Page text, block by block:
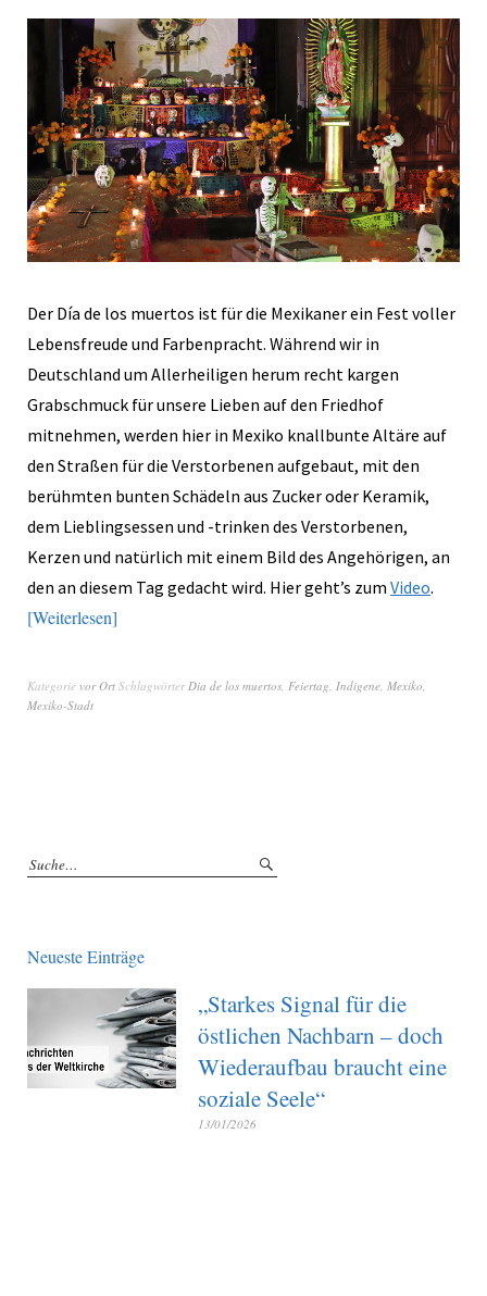
Der Día de los muertos ist für die Mexikaner ein Fest voller
Lebensfreude und Farbenpracht. Während wir in
Deutschland um Allerheiligen herum recht kargen
Grabschmuck für unsere Lieben auf den Friedhof
mitnehmen, werden hier in Mexiko knallbunte Altäre auf
den Straßen für die Verstorbenen aufgebaut, mit den
berühmten bunten Schädeln aus Zucker oder Keramik,
dem Lieblingsessen und -trinken des Verstorbenen,
Kerzen und natürlich mit einem Bild des Angehörigen, an
den an diesem Tag gedacht wird. Hier geht’s zum Video.
Weiterlesen
Kategorie vor Ort Schlagwörter Dia de los muertos Feiertag Indigene Mexiko
Mexiko-Stadt
Neueste Einträge
„Starkes Signal für die
östlichen Nachbarn – doch
Wiederaufbau braucht eine
soziale Seele“
13/01/2026